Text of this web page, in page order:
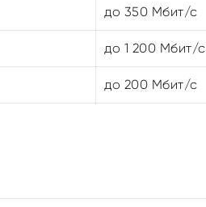
до 350 Мбит/с
до 1 200 Мбит/с
до 200 Мбит/с